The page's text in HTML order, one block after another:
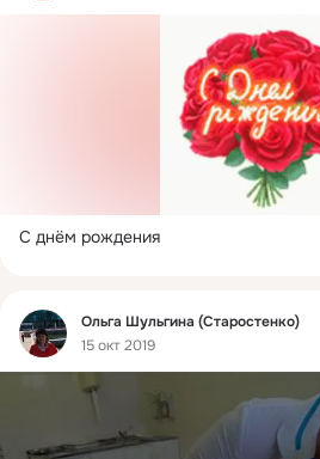
С днём рождения
Фид
Ольга Шульгина (Старостенко)
15 окт 2019